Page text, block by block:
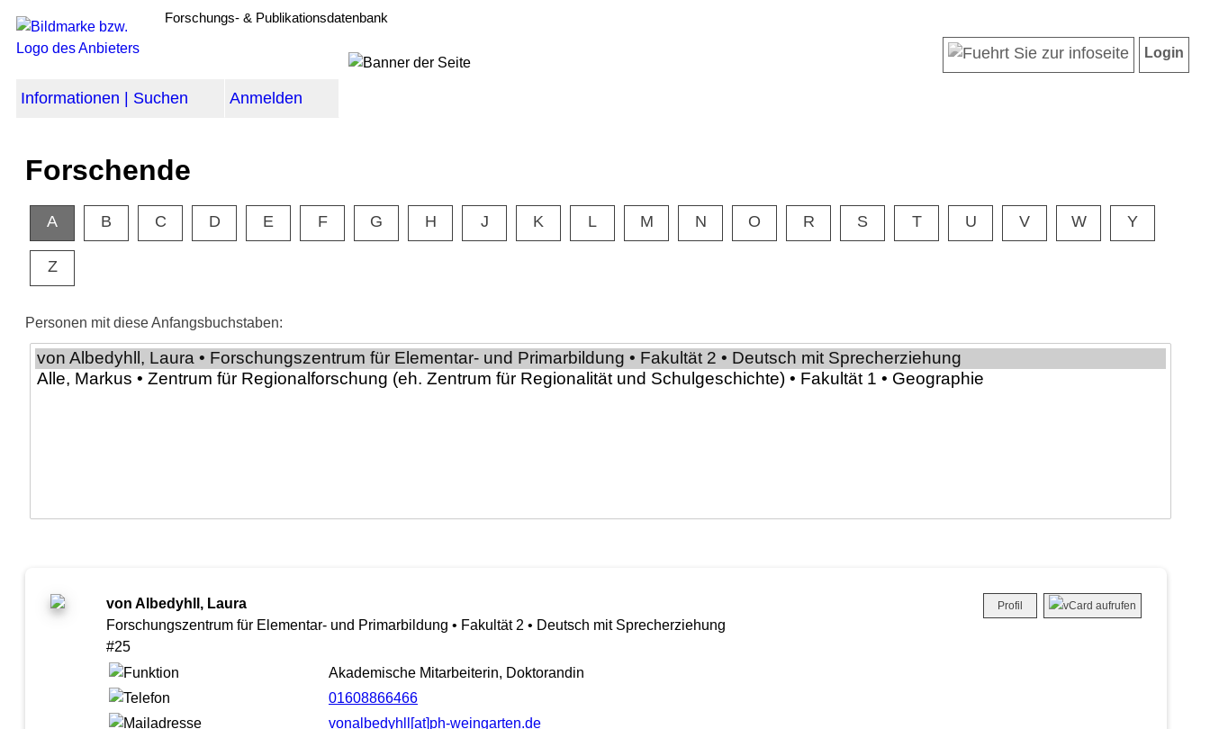
Forschungs- & Publikationsdatenbank
Informationen | Suchen Anmelden
Login
Forschende
A B C D E F G H J K L M N O R S T U V W Y
Z
Personen mit diese Anfangsbuchstaben:
von Albedyhll, Laura
Forschungszentrum für Elementar- und Primarbildung • Fakultät 2 • Deutsch mit Sprecherziehung
#25
Akademische Mitarbeiterin, Doktorandin
01608866466
vonalbedyhll[at]ph-weingarten.de
Profil